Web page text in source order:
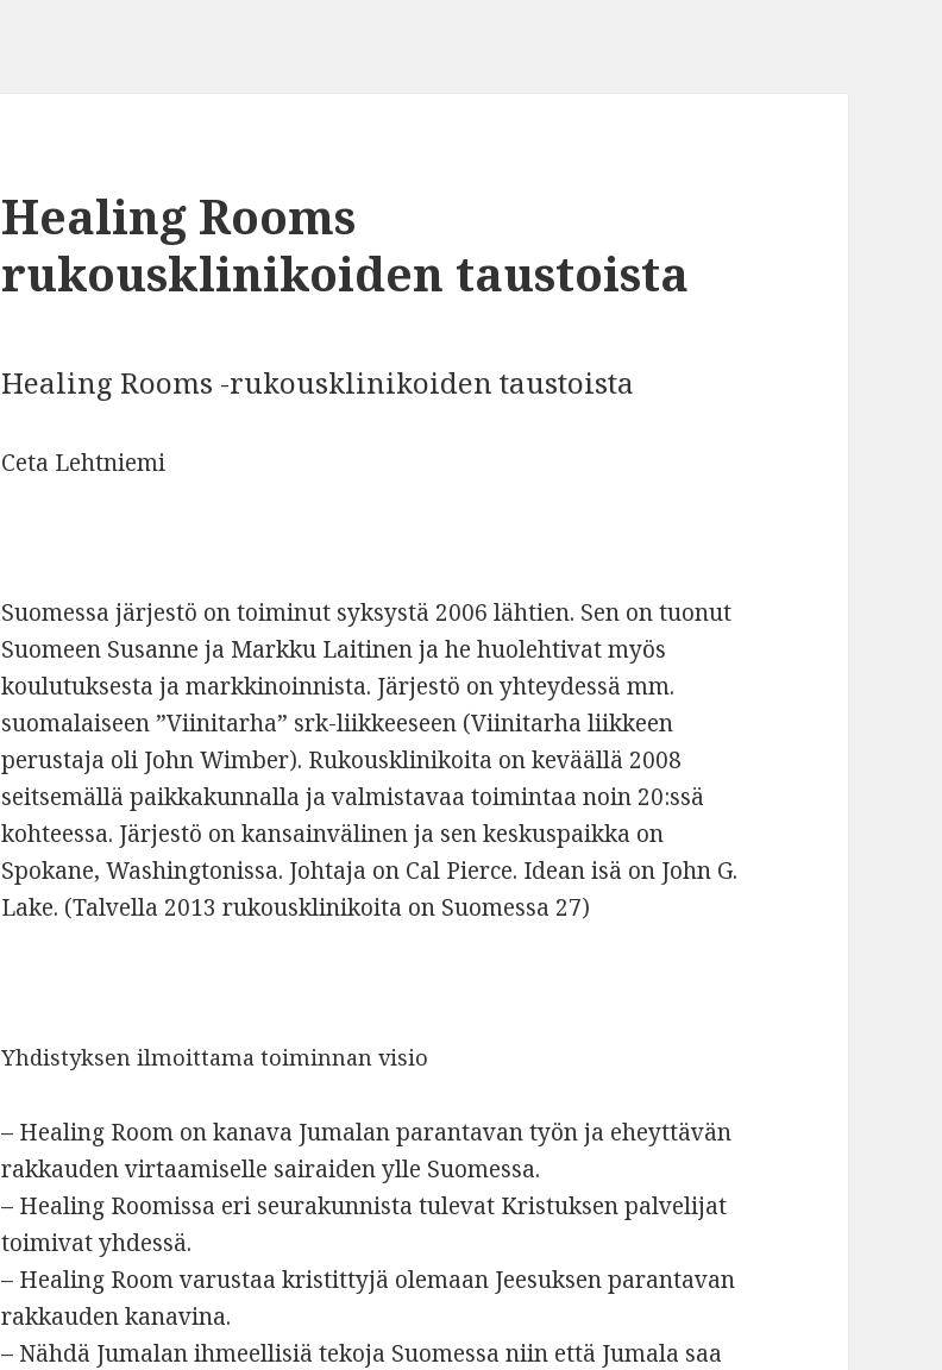
Healing Rooms
rukousklinikoiden taustoista
Healing Rooms -rukousklinikoiden taustoista
Ceta Lehtniemi
Suomessa järjestö on toiminut syksystä 2006 lähtien. Sen on tuonut
Suomeen Susanne ja Markku Laitinen ja he huolehtivat myös
koulutuksesta ja markkinoinnista. Järjestö on yhteydessä mm.
suomalaiseen ”Viinitarha” srk-liikkeeseen (Viinitarha liikkeen
perustaja oli John Wimber). Rukousklinikoita on keväällä 2008
seitsemällä paikkakunnalla ja valmistavaa toimintaa noin 20:ssä
kohteessa. Järjestö on kansainvälinen ja sen keskuspaikka on
Spokane, Washingtonissa. Johtaja on Cal Pierce. Idean isä on John G.
Lake. (Talvella 2013 rukousklinikoita on Suomessa 27)
Yhdistyksen ilmoittama toiminnan visio
– Healing Room on kanava Jumalan parantavan työn ja eheyttävän
rakkauden virtaamiselle sairaiden ylle Suomessa.
– Healing Roomissa eri seurakunnista tulevat Kristuksen palvelijat
toimivat yhdessä.
– Healing Room varustaa kristittyjä olemaan Jeesuksen parantavan
rakkauden kanavina.
– Nähdä Jumalan ihmeellisiä tekoja Suomessa niin että Jumala saa